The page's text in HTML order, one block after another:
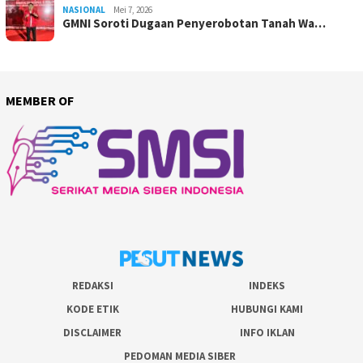
NASIONAL Mei 7, 2026
GMNI Soroti Dugaan Penyerobotan Tanah Wa…
MEMBER OF
REDAKSI
INDEKS
KODE ETIK
HUBUNGI KAMI
DISCLAIMER
INFO IKLAN
PEDOMAN MEDIA SIBER